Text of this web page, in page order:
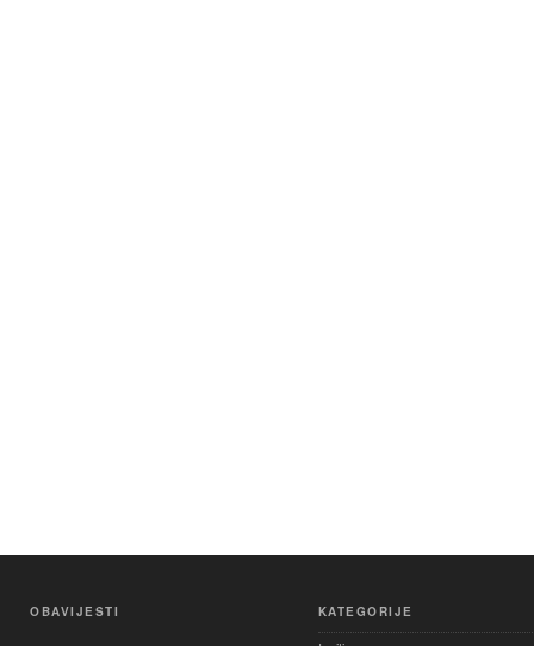
OBAVIJESTI KATEGORIJE